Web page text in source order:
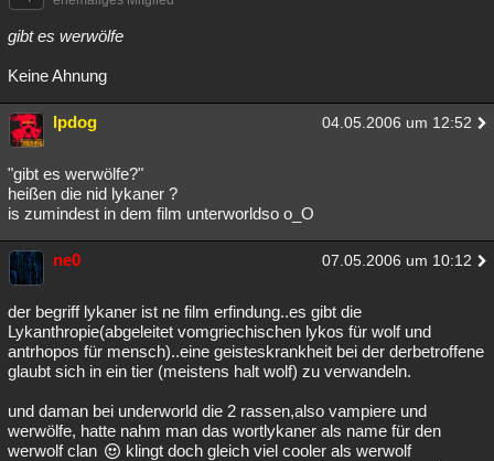
gibt es werwölfe
Keine Ahnung
lpdog 04.05.2006 um 12:52
"gibt es werwölfe?"
heißen die nid lykaner ?
is zumindest in dem film unterworldso o_O
ne0 07.05.2006 um 10:12
der begriff lykaner ist ne film erfindung..es gibt die
Lykanthropie(abgeleitet vomgriechischen lykos für wolf und
antrhopos für mensch)..eine geisteskrankheit bei der derbetroffene
glaubt sich in ein tier (meistens halt wolf) zu verwandeln.
und daman bei underworld die 2 rassen,also vampiere und
werwölfe, hatte nahm man das wortlykaner als name für den
werwolf clan
klingt doch gleich viel cooler als werwolf